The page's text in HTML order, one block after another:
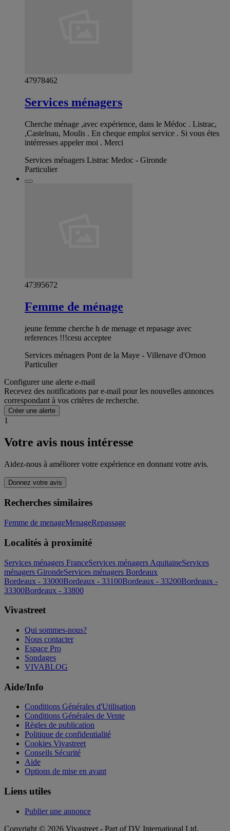
47978462
Services ménagers
Cherche ménage ,avec expérience, dans le Médoc . Listrac,
,Castelnau, Moulis . En cheque emploi service . Si vous étes
intérresses appeler moi . Merci
Services ménagers Listrac Medoc - Gironde
Particulier
47395672
Femme de ménage
jeune femme cherche h de menage et repasage avec
references !!!cesu acceptee
Services ménagers Pont de la Maye - Villenave d'Ornon
Particulier
Configurer une alerte e-mail
Recevez des notifications par e-mail pour les nouvelles annonces
correspondant à vos critères de recherche.
Créer une alerte
1
Votre avis nous intéresse
Aidez-nous à améliorer votre expérience en donnant votre avis.
Donnez votre avis
Recherches similaires
Femme de menageMenageRepassage
Localités à proximité
Services ménagers FranceServices ménagers AquitaineServices
ménagers GirondeServices ménagers Bordeaux
Bordeaux - 33000Bordeaux - 33100Bordeaux - 33200Bordeaux -
33300Bordeaux - 33800
Vivastreet
Qui sommes-nous?
Nous contacter
Espace Pro
Sondages
VIVABLOG
Aide/Info
Conditions Générales d'Utilisation
Conditions Générales de Vente
Règles de publication
Politique de confidentialité
Cookies Vivastreet
Conseils Sécurité
Aide
Options de mise en avant
Liens utiles
Publier une annonce
Copyright © 2026 Vivastreet - Part of DV International Ltd.